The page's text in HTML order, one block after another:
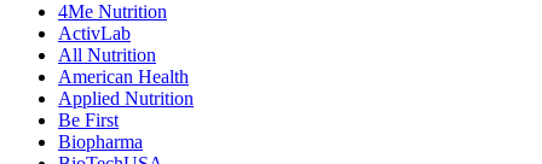
4Me Nutrition
ActivLab
All Nutrition
American Health
Applied Nutrition
Be First
Biopharma